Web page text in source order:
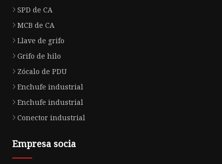
SPD de CA
MCB de CA
Llave de grifo
Grifo de hilo
Zócalo de PDU
Enchufe industrial
Enchufe industrial
Conector industrial
Empresa socia